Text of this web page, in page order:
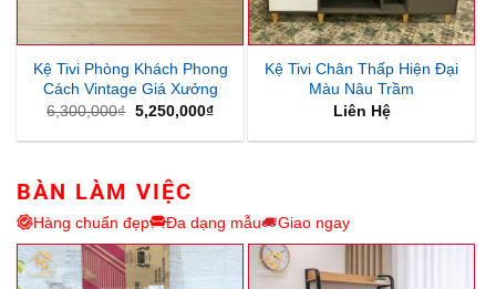
Kệ Tivi Phòng Khách Phong
Cách Vintage Giá Xưởng
6,300,000₫ Giá
là:
5,250,000₫Giá
tại
Kệ Tivi Chân Thấp Hiện Đại
Màu Nâu Trầm
Liên Hệ
BÀN LÀM VIỆC
Hàng chuẩn đẹp Đa dạng mẫu Giao ngay